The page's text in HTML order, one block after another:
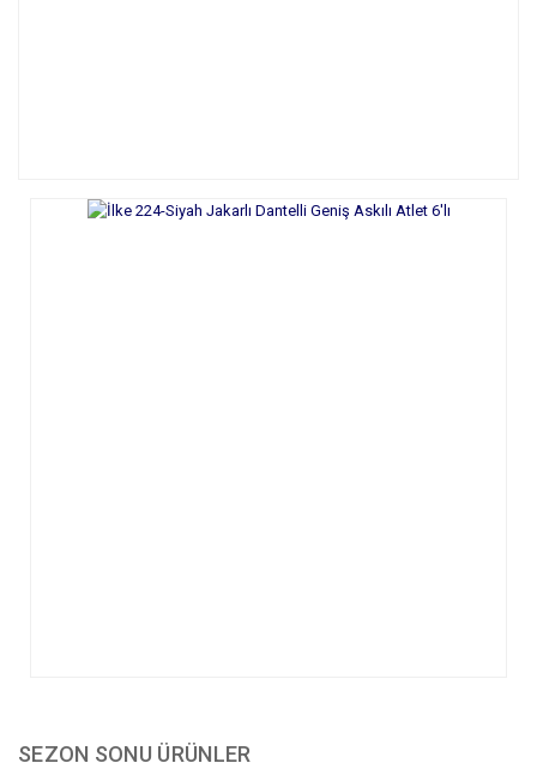
SEZON SONU ÜRÜNLER